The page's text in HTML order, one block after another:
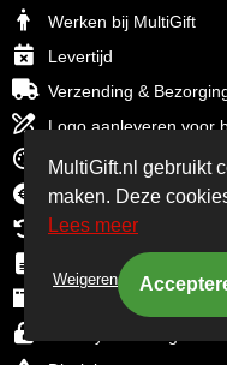
Werken bij MultiGift
Levertijd
Verzending &
Logo aanleveren voor
Druktechnieken
Betaalinformatie
Retourbeleid
Algemene voorwaarden
Cookiebeleid
MultiGift.nl gebruikt
maken. Deze
Lees meer
Weigeren